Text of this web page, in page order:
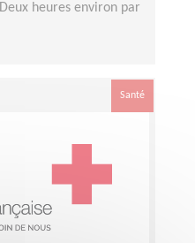
Deux heures environ par
Santé